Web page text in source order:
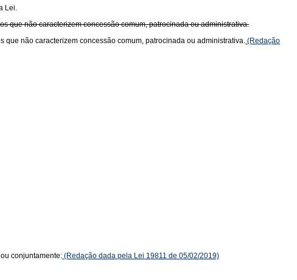
Lei.
que não caracterizem concessão comum, patrocinada ou administrativa.
não caracterizem concessão comum, patrocinada ou administrativa. (Redação
conjuntamente: (Redação dada pela Lei 19811 de 05/02/2019)